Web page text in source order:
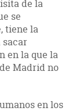
de la
se
tiene la
en la que la
Madrid no
en los